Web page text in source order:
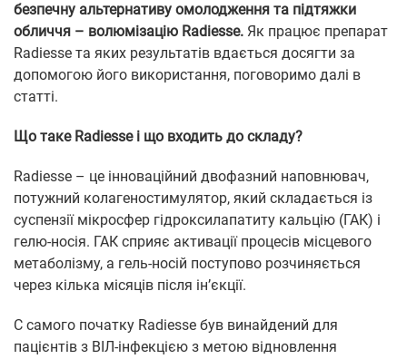
безпечну альтернативу омолодження та підтяжки
обличчя – волюмізацію Radiesse. Як працює препарат
Radiesse та яких результатів вдається досягти за
допомогою його використання, поговоримо далі в
статті.
Що таке Radiesse і що входить до складу?
Radiesse – це інноваційний двофазний наповнювач,
потужний колагеностимулятор, який складається із
суспензії мікросфер гідроксилапатиту кальцію (ГАК) і
гелю-носія. ГАК сприяє активації процесів місцевого
метаболізму, а гель-носій поступово розчиняється
через кілька місяців після ін’єкції.
С самого початку Radiesse був винайдений для
пацієнтів з ВІЛ-інфекцією з метою відновлення